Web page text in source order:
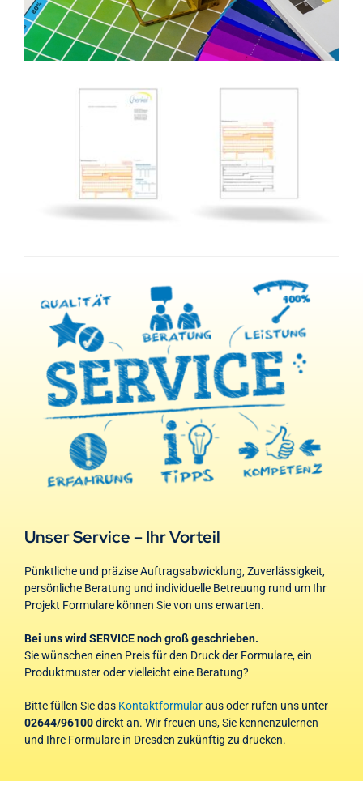
Unser Service – Ihr Vorteil
Pünktliche und präzise Auftragsabwicklung, Zuverlässigkeit,
persönliche Beratung und individuelle Betreuung rund um Ihr
Projekt Formulare können Sie von uns erwarten.
Bei uns wird SERVICE noch groß geschrieben.
Sie wünschen einen Preis für den Druck der Formulare, ein
Produktmuster oder vielleicht eine Beratung?
Bitte füllen Sie das Kontaktformularaus oder rufen uns unter
02644/96100direkt an. Wir freuen uns, Sie kennenzulernen
und Ihre Formulare in Dresden zukünftig zu drucken.